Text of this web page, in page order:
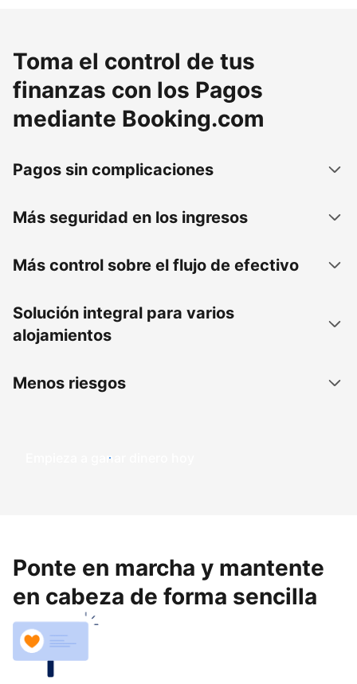
Toma el control de tus
finanzas con los Pagos
mediante Booking.com
Pagos sin complicaciones
Más seguridad en los ingresos
Más control sobre el flujo de efectivo
Solución integral para varios
alojamientos
Menos riesgos
Empieza a ganar dinero hoy
Ponte en marcha y mantente
en cabeza de forma sencilla